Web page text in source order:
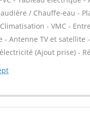
/ Chauffe-eau -
- VMC -
- Antenne TV et
(Ajout prise) -